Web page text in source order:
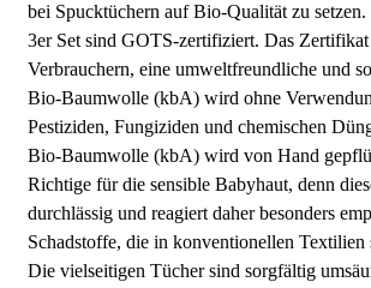
bei Spucktüchern auf Bio-Qualität zu
3er Set sind GOTS-zertifiziert. Das
Verbrauchern, eine umweltfreundliche und
Bio-Baumwolle (kbA) wird ohne
Pestiziden, Fungiziden und chemischen
Bio-Baumwolle (kbA) wird von Hand
Richtige für die sensible Babyhaut, denn
durchlässig und reagiert daher besonders
Schadstoffe, die in konventionellen Textilien
Die vielseitigen Tücher sind sorgfältig